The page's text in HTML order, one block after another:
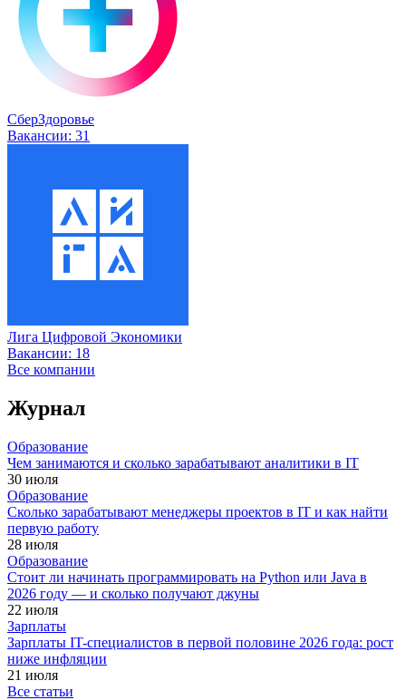
СберЗдоровье
Вакансии: 31
Лига Цифровой Экономики
Вакансии: 18
Все компании
Журнал
Образование
Чем занимаются и сколько зарабатывают аналитики в IT
30 июля
Образование
Сколько зарабатывают менеджеры проектов в IT и как найти
первую работу
28 июля
Образование
Стоит ли начинать программировать на Python или Java в
2026 году — и сколько получают джуны
22 июля
Зарплаты
Зарплаты IT-специалистов в первой половине 2026 года: рост
ниже инфляции
21 июля
Все статьи